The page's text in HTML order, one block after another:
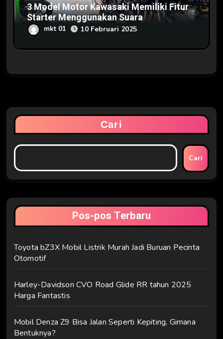
3 Model Motor Kawasaki Memiliki Fitur
Starter Menggunakan Suara
mkt 01 10 Februari 2025
Cari
Cari
Pos-pos Terbaru
Toyota bZ3X Mobil Listrik Murah Jadi Buruan Pecinta
Otomotif
Harley-Davidson CVO Road Glide RR tahun 2025
Harga Fantastis
Mobil Denza Z9 Bisa Jalan Seperti Kepiting, Gimana
Bentuknya?